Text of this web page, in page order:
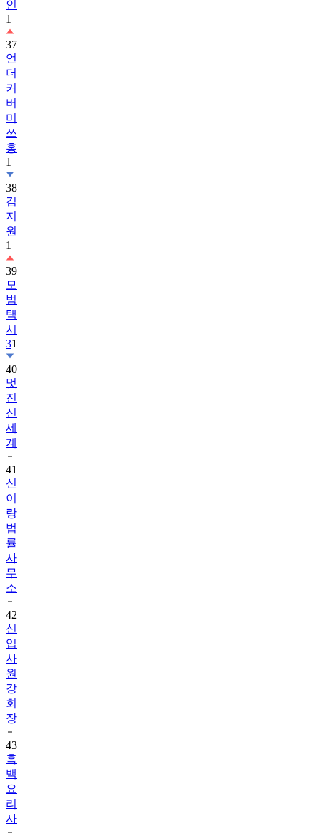
인
1
37
언
더
커
버
미
쓰
홍
1
38
김
지
원
1
39
모
범
택
시
31
40
멋
진
신
세
계
41
신
이
랑
법
률
사
무
소
42
신
입
사
원
강
회
장
43
흑
백
요
리
사